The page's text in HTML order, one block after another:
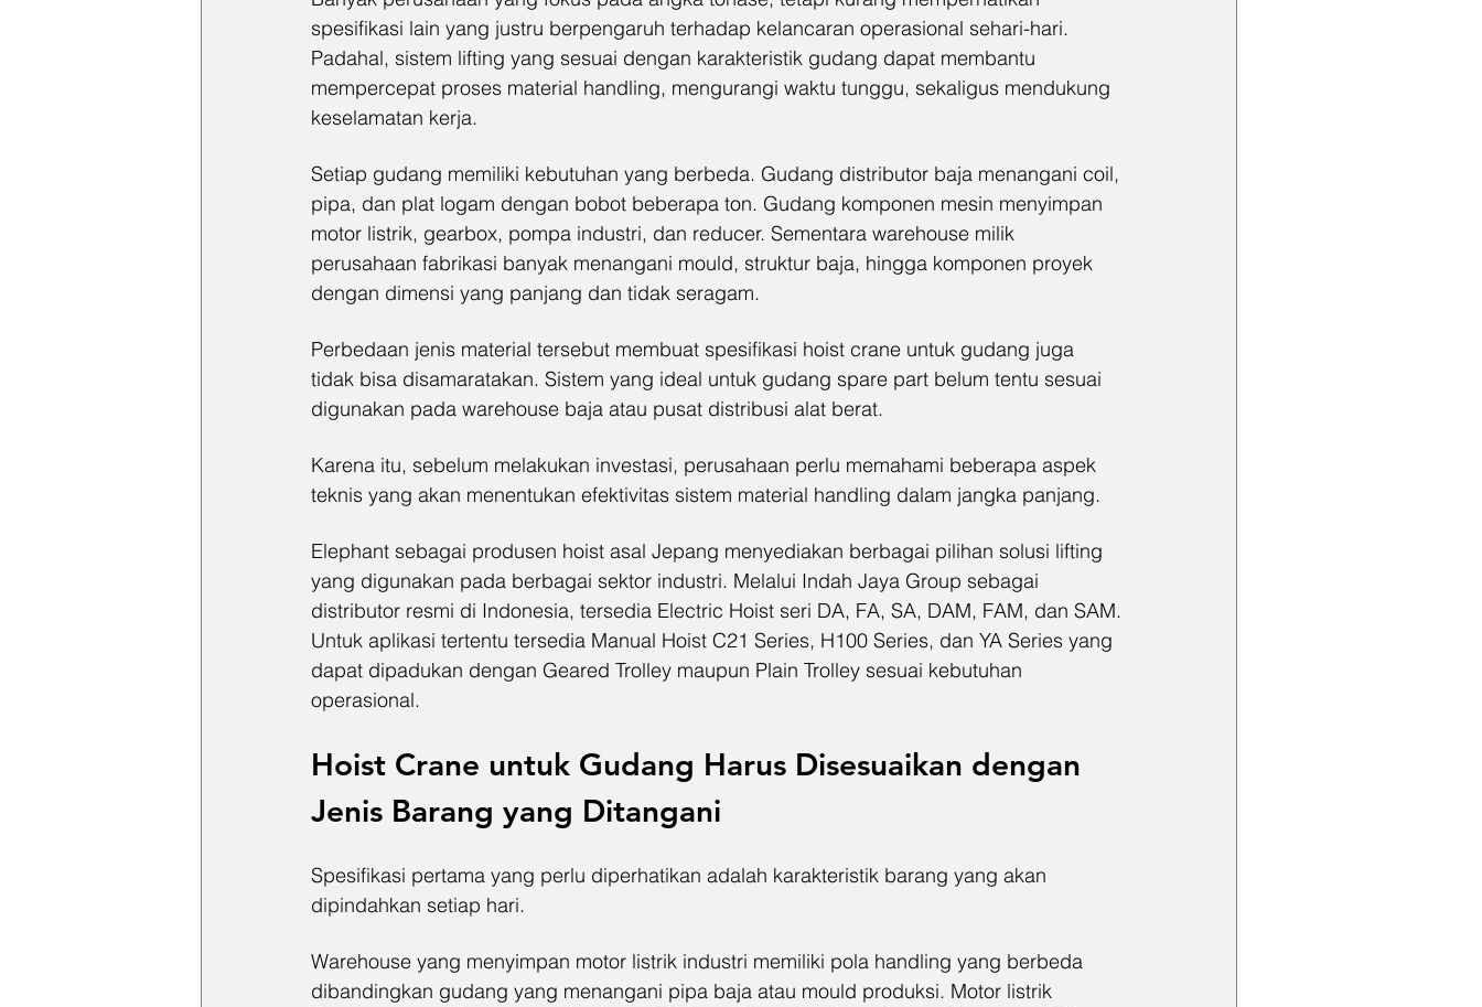
spesifikasi lain yang justru berpengaruh terhadap kelancaran operasional sehari-hari.
Padahal, sistem lifting yang sesuai dengan karakteristik gudang dapat membantu
mempercepat proses material handling, mengurangi waktu tunggu, sekaligus mendukung
keselamatan kerja.
Setiap gudang memiliki kebutuhan yang berbeda. Gudang distributor baja menangani coil,
pipa, dan plat logam dengan bobot beberapa ton. Gudang komponen mesin menyimpan
motor listrik, gearbox, pompa industri, dan reducer. Sementara warehouse milik
perusahaan fabrikasi banyak menangani mould, struktur baja, hingga komponen proyek
dengan dimensi yang panjang dan tidak seragam.
Perbedaan jenis material tersebut membuat spesifikasi hoist crane untuk gudang juga
tidak bisa disamaratakan. Sistem yang ideal untuk gudang spare part belum tentu sesuai
digunakan pada warehouse baja atau pusat distribusi alat berat.
Karena itu, sebelum melakukan investasi, perusahaan perlu memahami beberapa aspek
teknis yang akan menentukan efektivitas sistem material handling dalam jangka panjang.
Elephant sebagai produsen hoist asal Jepang menyediakan berbagai pilihan solusi lifting
yang digunakan pada berbagai sektor industri. Melalui Indah Jaya Group sebagai
distributor resmi di Indonesia, tersedia Electric Hoist seri DA, FA, SA, DAM, FAM, dan SAM.
Untuk aplikasi tertentu tersedia Manual Hoist C21 Series, H100 Series, dan YA Series yang
dapat dipadukan dengan Geared Trolley maupun Plain Trolley sesuai kebutuhan
operasional.
Hoist Crane untuk Gudang Harus Disesuaikan dengan
Jenis Barang yang Ditangani
Spesifikasi pertama yang perlu diperhatikan adalah karakteristik barang yang akan
dipindahkan setiap hari.
Warehouse yang menyimpan motor listrik industri memiliki pola handling yang berbeda
dibandingkan gudang yang menangani pipa baja atau mould produksi. Motor listrik